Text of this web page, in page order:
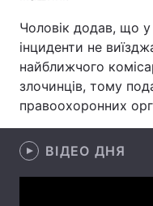
Зброя
Здоров'я
Цікавинки
Екологія
Лонгріди
Чоловік додав, що у
інциденти не
найближчого
злочинців, тому
правоохоронних
ВІДЕО ДНЯ